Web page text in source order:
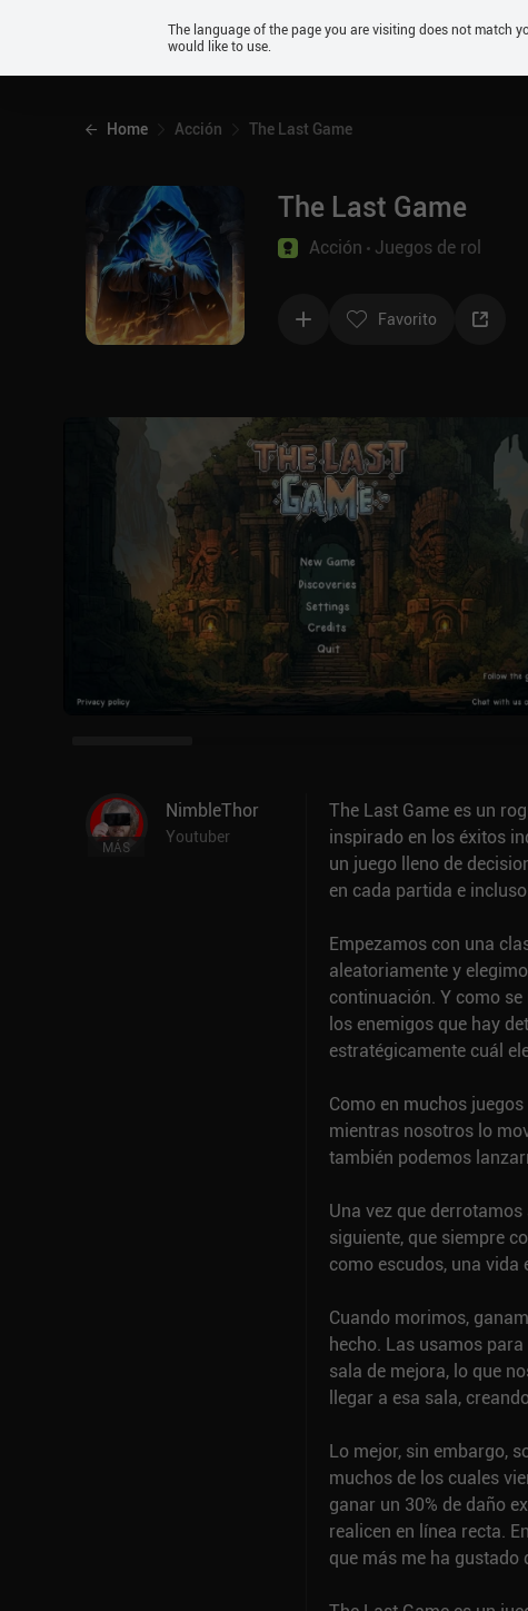
Android
Home Acción The Last Game
The Last Game
Acción Juegos de rol
Favorito
MÁS
NimbleThor
Youtuber
The Last Game es un
inspirado en los éxitos
un juego lleno de
en cada partida e
Empezamos con una
aleatoriamente y
continuación. Y como
los enemigos que hay
estratégicamente cuál
Como en muchos
mientras nosotros lo
también podemos
Una vez que
siguiente, que siempre
como escudos, una vida
Cuando morimos,
hecho. Las usamos
sala de mejora, lo que
llegar a esa sala,
Lo mejor, sin embargo,
muchos de los cuales
ganar un 30% de daño
realicen en línea recta.
que más me ha gustado
The language of the page you are visiting does not match
would like to use.